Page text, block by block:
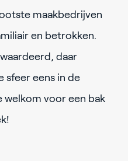
maakbedrijven
en betrokken.
daar
sfeer eens in de
welkom voor een bak